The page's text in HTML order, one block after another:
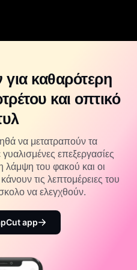
CapCut
ΤΝ
ΤΝ
δημιουργίας βίντεο
δημιουργίας εικόνας
και δημιουργίας φωνής
δημιουργών
φοιτητές
καθαρότερη
και οπτικό
να μετατραπούν τα
επεξεργασίες
λάμψη του φακού και οι
τις λεπτομέρειες του
να ελεγχθούν.
app